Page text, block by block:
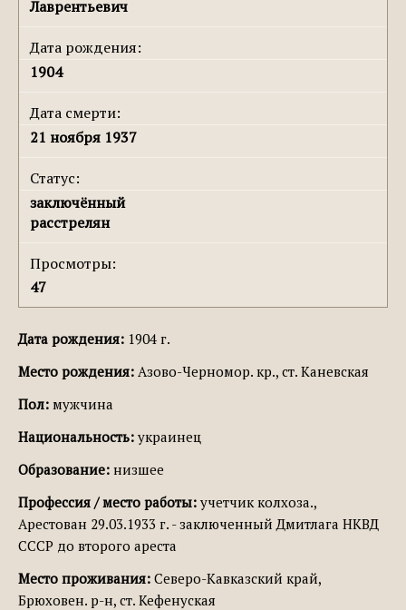
Лаврентьевич
Дата рождения:
1904
Дата смерти:
21 ноября 1937
Статус:
заключённый
расстрелян
Просмотры:
47
Дата рождения: 1904 г.
Место рождения: Азово-Черномор. кр., ст. Каневская
Пол: мужчина
Национальность: украинец
Образование: низшее
Профессия / место работы: учетчик колхоза.,
Арестован 29.03.1933 г. - заключенный Дмитлага НКВД
СССР до второго ареста
Место проживания: Северо-Кавказский край,
Брюховен. р-н, ст. Кефенуская